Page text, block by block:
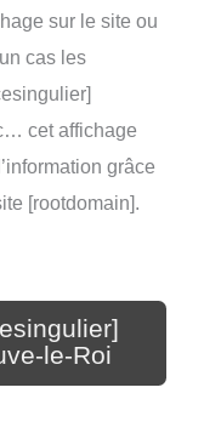
sur le site ou
cas les
cet affichage
grâce
[rootdomain].
le-Roi